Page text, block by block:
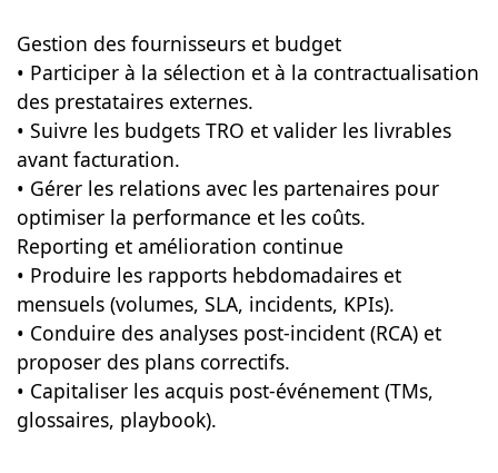
Gestion des fournisseurs et budget
• Participer à la sélection et à la contractualisation
des prestataires externes.
• Suivre les budgets TRO et valider les livrables
avant facturation.
• Gérer les relations avec les partenaires pour
optimiser la performance et les coûts.
Reporting et amélioration continue
• Produire les rapports hebdomadaires et
mensuels (volumes, SLA, incidents, KPIs).
• Conduire des analyses post-incident (RCA) et
proposer des plans correctifs.
• Capitaliser les acquis post-événement (TMs,
glossaires, playbook).